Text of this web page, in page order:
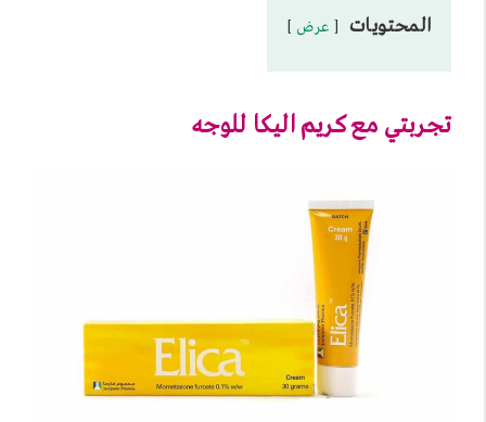
المحتويات عرض
تجربتي مع كريم اليكا للوجه